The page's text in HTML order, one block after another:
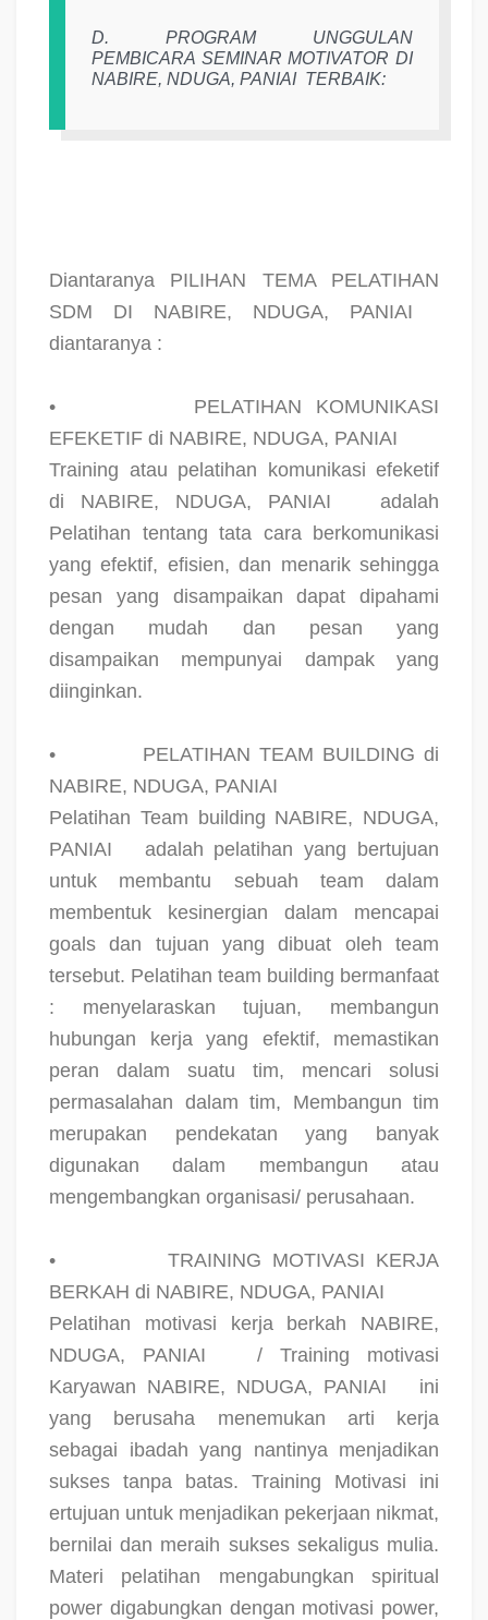
D. PROGRAM UNGGULAN
PEMBICARA SEMINAR MOTIVATOR DI
NABIRE, NDUGA, PANIAI TERBAIK:
Diantaranya PILIHAN TEMA PELATIHAN
SDM DI NABIRE, NDUGA, PANIAI
diantaranya :
•
PELATIHAN KOMUNIKASI
EFEKETIF di NABIRE, NDUGA, PANIAI
Training atau pelatihan komunikasi efeketif
di NABIRE, NDUGA, PANIAI
adalah
Pelatihan tentang tata cara berkomunikasi
yang efektif, efisien, dan menarik sehingga
pesan yang disampaikan dapat dipahami
dengan mudah dan pesan yang
disampaikan mempunyai dampak yang
diinginkan.
•
PELATIHAN TEAM BUILDING di
NABIRE, NDUGA, PANIAI
Pelatihan Team building NABIRE, NDUGA,
PANIAI
adalah pelatihan yang bertujuan
untuk membantu sebuah team dalam
membentuk kesinergian dalam mencapai
goals dan tujuan yang dibuat oleh team
tersebut. Pelatihan team building bermanfaat
: menyelaraskan tujuan, membangun
hubungan kerja yang efektif, memastikan
peran dalam suatu tim, mencari solusi
permasalahan dalam tim, Membangun tim
merupakan pendekatan yang banyak
digunakan dalam membangun atau
mengembangkan organisasi/ perusahaan.
•
TRAINING MOTIVASI KERJA
BERKAH di NABIRE, NDUGA, PANIAI
Pelatihan motivasi kerja berkah NABIRE,
NDUGA, PANIAI
/ Training motivasi
Karyawan NABIRE, NDUGA, PANIAI
ini
yang berusaha menemukan arti kerja
sebagai ibadah yang nantinya menjadikan
sukses tanpa batas. Training Motivasi ini
ertujuan untuk menjadikan pekerjaan nikmat,
bernilai dan meraih sukses sekaligus mulia.
Materi pelatihan mengabungkan spiritual
power digabungkan dengan motivasi power,